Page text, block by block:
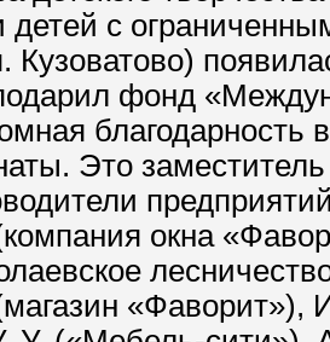
детей с
фонд
Это
окна